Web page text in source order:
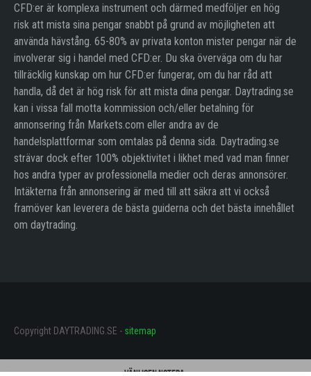
CFD:er är komplexa instrument och därmed medföljer en hög
risk att mista sina pengar snabbt på grund av möjligheten att
använda hävstång. 65-80% av privata konton mister pengar när de
involverar sig i handel med CFD:er. Du ska överväga om du har
tillräcklig kunskap om hur CFD:er fungerar, om du har råd att
handla, då det är hög risk för att mista dina pengar. Daytrading.se
kan i vissa fall motta kommission och/eller betalning för
annonsering från Markets.com eller andra av de
handelsplattformar som omtalas på denna sida. Daytrading.se
strävar dock efter 100% objektivitet i likhet med vad man finner
hos andra typer av professionella medier och deras annonsörer.
Intäkterna från annonsering är med till att säkra att vi också
framöver kan leverera de bästa guiderna och det bästa innehållet
om daytrading.
Copyright DAYTRADING.SE - sitemap
Vänligen notera: